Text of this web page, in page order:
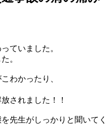
ていました。
。
わかったり、
されました！！
先生がしっかりと聞いてく